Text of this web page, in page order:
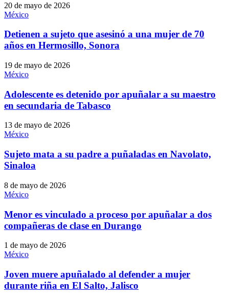
20 de mayo de 2026
México
Detienen a sujeto que asesinó a una mujer de 70
años en Hermosillo, Sonora
19 de mayo de 2026
México
Adolescente es detenido por apuñalar a su maestro
en secundaria de Tabasco
13 de mayo de 2026
México
Sujeto mata a su padre a puñaladas en Navolato,
Sinaloa
8 de mayo de 2026
México
Menor es vinculado a proceso por apuñalar a dos
compañeras de clase en Durango
1 de mayo de 2026
México
Joven muere apuñalado al defender a mujer
durante riña en El Salto, Jalisco